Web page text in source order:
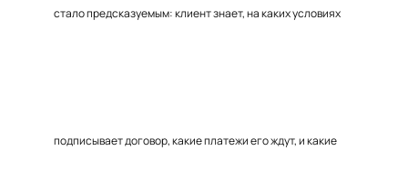
стало предсказуемым: клиент знает, на каких условиях
подписывает договор, какие платежи его ждут, и какие